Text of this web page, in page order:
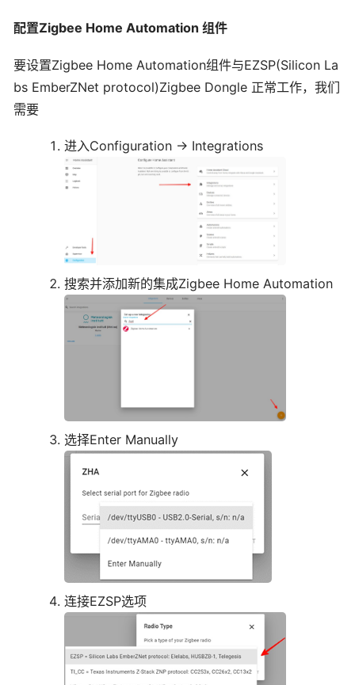
配置Zigbee Home Automation 组件
要设置Zigbee Home Automation组件与EZSP(Silicon La
bs EmberZNet protocol)Zigbee Dongle 正常工作，我们
需要
进入Configuration -> Integrations
搜索并添加新的集成Zigbee Home Automation
选择Enter Manually
连接EZSP选项